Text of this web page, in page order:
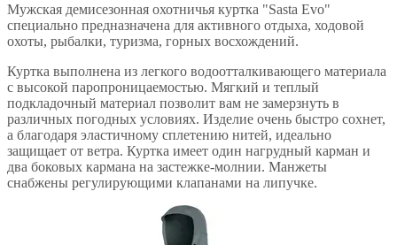
Мужская демисезонная охотничья куртка "Sasta Evo"
специально предназначена для активного отдыха, ходовой
охоты, рыбалки, туризма, горных восхождений.
Куртка выполнена из легкого водоотталкивающего материала
с высокой паропроницаемостью. Мягкий и теплый
подкладочный материал позволит вам не замерзнуть в
различных погодных условиях. Изделие очень быстро сохнет,
а благодаря эластичному сплетению нитей, идеально
защищает от ветра. Куртка имеет один нагрудный карман и
два боковых кармана на застежке-молнии. Манжеты
снабжены регулирующими клапанами на липучке.